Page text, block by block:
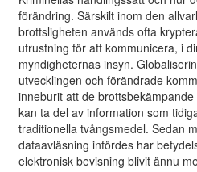
förändring. Särskilt inom den
brottsligheten används ofta
utrustning för att kommunicera, i
myndigheternas insyn.
utvecklingen och förändrade
inneburit att de
kan ta del av information som
traditionella tvångsmedel. Sedan
dataavläsning infördes har
elektronisk bevisning blivit ännu